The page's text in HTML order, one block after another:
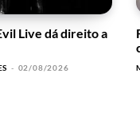
Live dá direito a
- 02/08/2026